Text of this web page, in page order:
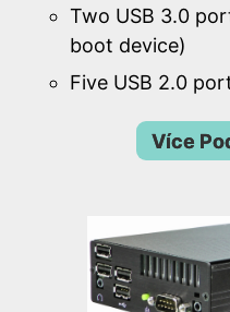
Two USB 3.0
boot device)
Five USB 2.0
Více